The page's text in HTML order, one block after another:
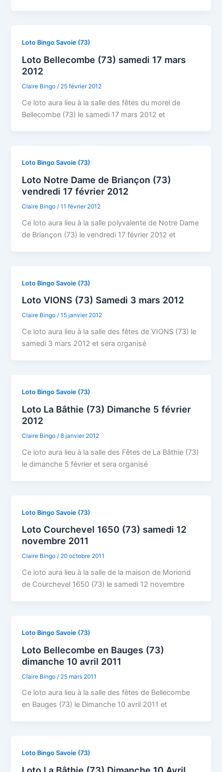
Loto Bingo Savoie (73)
Loto Bellecombe (73) samedi 17 mars
2012
Claire Bingo / 25 février 2012
Ce loto aura lieu à la salle des fêtes du morel de
Bellecombe (73) le samedi 17 mars 2012 et
Loto Bingo Savoie (73)
Loto Notre Dame de Briançon (73)
vendredi 17 février 2012
Claire Bingo/11 février 2012
Ce loto aura lieu à la salle polyvalente de Notre Dame
de Briançon (73) le vendredi 17 février 2012 et
Loto Bingo Savoie (73)
Loto VIONS (73) Samedi 3 mars 2012
Claire Bingo/15 janvier 2012
Ce loto aura lieu à la salle des fêtes de VIONS (73) le
samedi 3 mars 2012 et sera organisé
Loto Bingo Savoie (73)
Loto La Bâthie (73) Dimanche 5 février
2012
Claire Bingo /8 janvier 2012
Ce loto aura lieu à la salle des Fêtes de La Bâthie (73)
le dimanche 5 février et sera organisé
Loto Bingo Savoie (73)
Loto Courchevel 1650 (73) samedi 12
novembre 2011
Claire Bingo/ 20 octobre 2011
Ce loto aura lieu à la salle de la maison de Moriond
de Courchevel 1650 (73) le samedi 12 novembre
Loto Bingo Savoie (73)
Loto Bellecombe en Bauges (73)
dimanche 10 avril 2011
Claire Bingo / 25 mars 2011
Ce loto aura lieu à la salle des fêtes de Bellecombe
en Bauges (73) le Dimanche 10 avril 2011 et
Loto Bingo Savoie (73)